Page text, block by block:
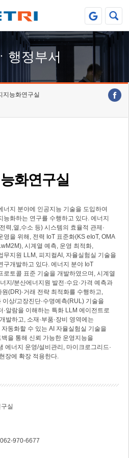
행정부서
지능화연구실
화연구실
너지 분야에 인공지능 기술을 도입하여
능화하는 연구를 수행하고 있다. 에너지
력,열,수소 등) 시스템의 효율적 관제·
영을 위해, 전력 IoT 표준화(KS eIoT, OMA
시계열 예측, 운영 최적화,
무지원 LLM, 피지컬AI, 자율실험실 기술을
구개발하고 있다. 에너지 분야 IoT
로토콜 표준 기술을 개발하였으며, 시계열
지/분산에너지원 발전·수요·가격 예측과
(DR)·거래 전략 최적화를 수행하고,
상/고장진단·수명예측(RUL) 기술을
·알람을 이해하는 특화 LLM 에이전트로
발하고, 소재·부품·장비 영역에는
동화할 수 있는 AI 자율실험실 기술을
을 통해 신뢰 가능한 운영지능을
에너지 운영/설비관리, 마이크로그리드·
장에 확장 적용한다.
실
062-970-6677